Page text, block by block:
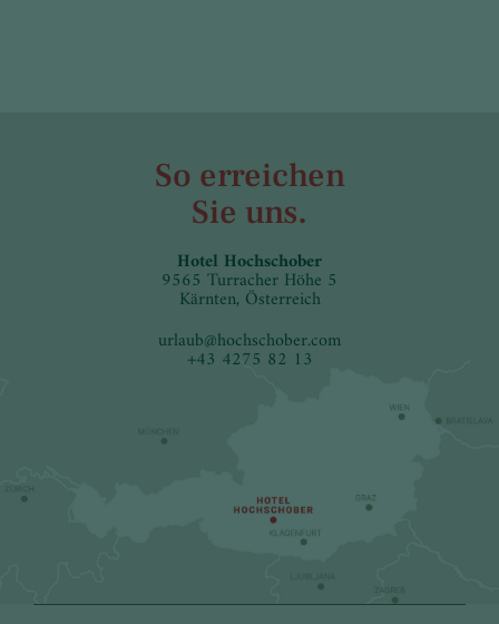
So erreichen
Sie uns.
Hotel Hochschober
9565 Turracher Höhe 5
Kärnten, Österreich
urlaub@hochschober.com
+43 4275 82 13